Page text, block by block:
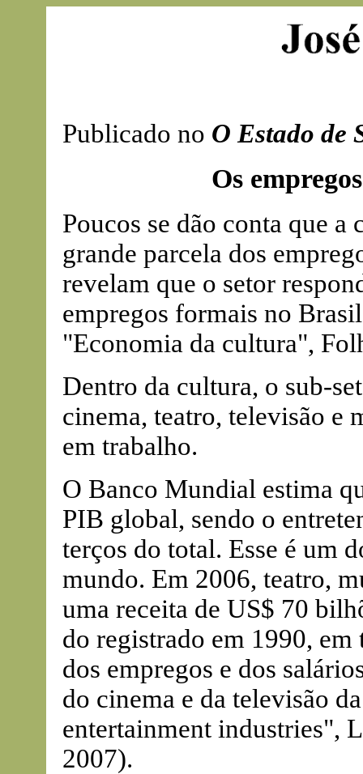
Publicado no O Estado de
Os
Poucos se dão conta que
grande parcela dos
revelam que o setor
empregos formais no
"Economia da cultura",
Dentro da cultura, o sub-
cinema, teatro, televisão e
em trabalho.
O Banco Mundial estima
PIB global, sendo o
terços do total. Esse é um
mundo. Em 2006, teatro,
uma receita de US$ 70
do registrado em 1990,
dos empregos e dos
do cinema e da televisão
entertainment industries",
2007).